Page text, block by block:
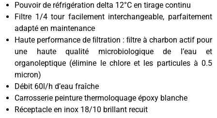
Pouvoir de réfrigération delta 12°C en tirage continu
Filtre 1/4 tour facilement interchangeable, parfaitement
adapté en maintenance
Haute performance de ﬁltration : ﬁltre à charbon actif pour
une haute qualité microbiologique de l’eau et
organoleptique (élimine le chlore et les particules à 0.5
micron)
Débit 60l/h d’eau fraîche
Carrosserie peinture thermoloquage époxy blanche
Réceptacle en inox 18/10 brillant recuit